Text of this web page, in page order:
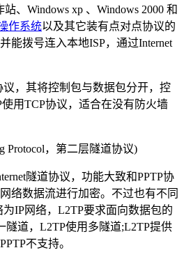
、Windows xp 、Windows 2000 和
作系统以及其它装有点对点协议的
能拨号连入本地ISP，通过Internet
议，其将控制包与数据包分开，控
用TCP协议，适合在没有防火墙
Protocol，第二层隧道协议)
隧道协议，功能大致和PPTP协
络数据流进行加密。不过也有不同
IP网络，L2TP要求面向数据包的
隧道，L2TP使用多隧道;L2TP提供
不支持。